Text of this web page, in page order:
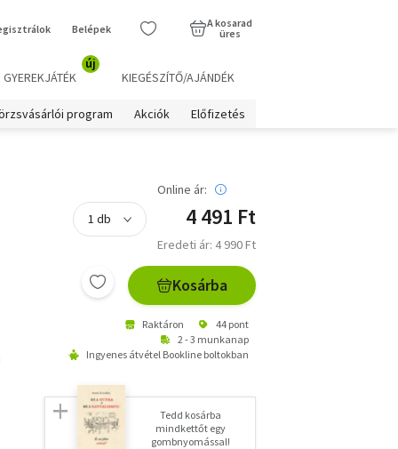
Belépek
A kosarad
üres
GYEREKJÁTÉK
új
KIEGÉSZÍTŐ/AJÁNDÉK
program Akciók Előfizetés
Online ár:
4 491 Ft
Eredeti ár: 4 990 Ft
Kosárba
Raktáron
44 pont
2 - 3 munkanap
Ingyenes átvétel Bookline boltokban
Tedd kosárba
mindkettőt egy
gombnyomással!